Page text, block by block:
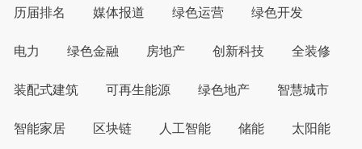
历届排名 媒体报道 绿色运营 绿色开发
电力 绿色金融 房地产 创新科技 全装修
装配式建筑 可再生能源 绿色地产 智慧城市
智能家居 区块链 人工智能 储能 太阳能